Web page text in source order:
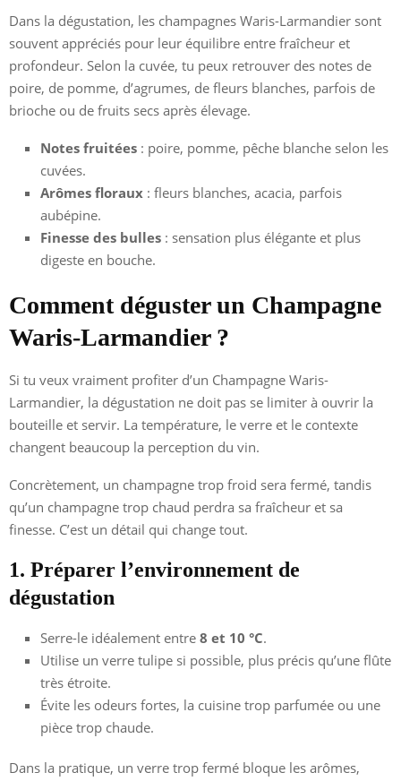
Dans la dégustation, les champagnes Waris-Larmandier sont
souvent appréciés pour leur équilibre entre fraîcheur et
profondeur. Selon la cuvée, tu peux retrouver des notes de
poire, de pomme, d’agrumes, de fleurs blanches, parfois de
brioche ou de fruits secs après élevage.
Notes fruitées : poire, pomme, pêche blanche selon les
cuvées.
Arômes floraux : fleurs blanches, acacia, parfois
aubépine.
Finesse des bulles : sensation plus élégante et plus
digeste en bouche.
Comment déguster un Champagne
Waris-Larmandier ?
Si tu veux vraiment profiter d’un Champagne Waris-
Larmandier, la dégustation ne doit pas se limiter à ouvrir la
bouteille et servir. La température, le verre et le contexte
changent beaucoup la perception du vin.
Concrètement, un champagne trop froid sera fermé, tandis
qu’un champagne trop chaud perdra sa fraîcheur et sa
finesse. C’est un détail qui change tout.
1. Préparer l’environnement de
dégustation
Serre-le idéalement entre 8 et 10 °C.
Utilise un verre tulipe si possible, plus précis qu’une flûte
très étroite.
Évite les odeurs fortes, la cuisine trop parfumée ou une
pièce trop chaude.
Dans la pratique, un verre trop fermé bloque les arômes,